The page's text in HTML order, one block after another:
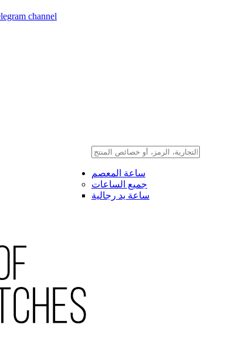
channel
ساعة المعصم
جميع الساعات
ساعة يد رجالية